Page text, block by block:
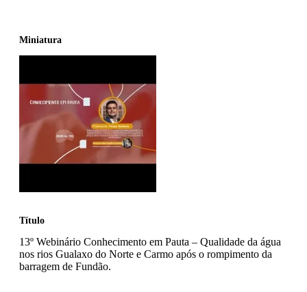
Título
13º Webinário Conhecimento em Pauta – Qualidade da água
nos rios Gualaxo do Norte e Carmo após o rompimento da
barragem de Fundão.
Miniatura